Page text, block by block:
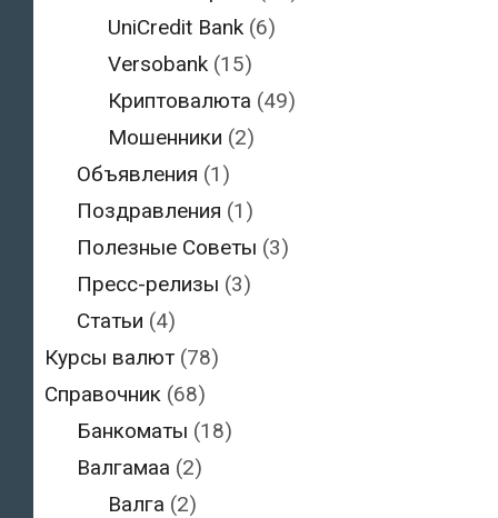
UniCredit Bank (6)
Versobank (15)
Криптовалюта (49)
Мошенники (2)
Объявления (1)
Поздравления (1)
Полезные Советы (3)
Пресс-релизы (3)
Статьи (4)
Курсы валют (78)
Справочник (68)
Банкоматы (18)
Валгамаа (2)
Валга (2)